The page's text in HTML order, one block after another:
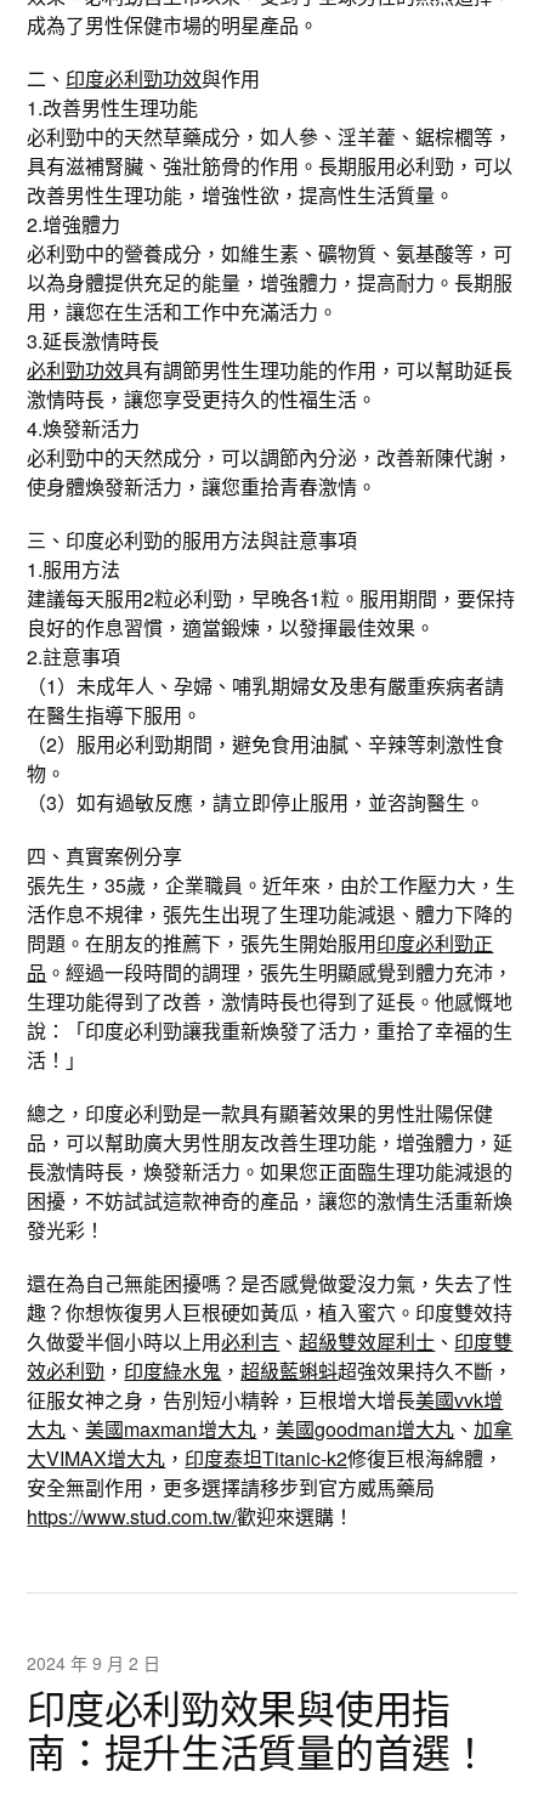
成為了男性保健市場的明星產品。
二、 印度必利勁功效與作用
1.改善男性生理功能
必利勁中的天然草藥成分，如人參、淫羊藿、鋸棕櫚等，
具有滋補腎臟、強壯筋骨的作用。長期服用必利勁，可以
改善男性生理功能，增強性欲，提高性生活質量。
2.增強體力
必利勁中的營養成分，如維生素、礦物質、氨基酸等，可
以為身體提供充足的能量，增強體力，提高耐力。長期服
用，讓您在生活和工作中充滿活力。
3.延長激情時長
必利勁功效具有調節男性生理功能的作用，可以幫助延長
激情時長，讓您享受更持久的性福生活。
4.煥發新活力
必利勁中的天然成分，可以調節內分泌，改善新陳代謝，
使身體煥發新活力，讓您重拾青春激情。
三、印度必利勁的服用方法與註意事項
1.服用方法
建議每天服用2粒必利勁，早晚各1粒。服用期間，要保持
良好的作息習慣，適當鍛煉，以發揮最佳效果。
2.註意事項
（1）未成年人、孕婦、哺乳期婦女及患有嚴重疾病者請
在醫生指導下服用。
（2）服用必利勁期間，避免食用油膩、辛辣等刺激性食
物。
（3）如有過敏反應，請立即停止服用，並咨詢醫生。
四、真實案例分享
張先生，35歲，企業職員。近年來，由於工作壓力大，生
活作息不規律，張先生出現了生理功能減退、體力下降的
問題。在朋友的推薦下，張先生開始服用印度必利勁正
品 。經過一段時間的調理，張先生明顯感覺到體力充沛，
生理功能得到了改善，激情時長也得到了延長。他感慨地
說：「印度必利勁讓我重新煥發了活力，重拾了幸福的生
活！」
總之，印度必利勁是一款具有顯著效果的男性壯陽保健
品，可以幫助廣大男性朋友改善生理功能，增強體力，延
長激情時長，煥發新活力。如果您正面臨生理功能減退的
困擾，不妨試試這款神奇的產品，讓您的激情生活重新煥
發光彩！
還在為自己無能困擾嗎？是否感覺做愛沒力氣，失去了性
趣？你想恢復男人巨根硬如黃瓜，植入蜜穴。印度雙效持
久做愛半個小時以上用必利吉 、超級雙效犀利士 、 印度雙
效必利勁 ， 印度綠水鬼 ，超級藍蝌蚪超強效果持久不斷，
征服女神之身，告別短小精幹，巨根增大增長美國vvk增
大丸 、美國maxman增大丸 ，美國goodman增大丸 、加拿
大VIMAX增大丸 ， 印度泰坦Titanic-k2修復巨根海綿體，
安全無副作用，更多選擇請移步到官方威馬藥局
https://www.stud.com.tw/歡迎來選購！
2024 年 9 月 2 日
印度必利勁效果與使用指
南：提升生活質量的首選！